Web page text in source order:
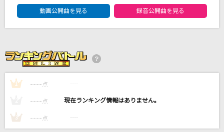
ポリスピカデリー
江差恋女
入山アキ子
シンデレラガール
DAM★ともボーカルエントリーランキング
動画公開曲を見る
録音公開曲を見る
1 ---- 点 ----
---- 点 ----
3 ---- 点 ----